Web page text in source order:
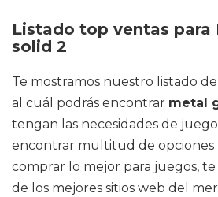
Listado top ventas para
solid 2
Te mostramos nuestro listado
al cuál podrás encontrar metal
tengan las necesidades de
encontrar multitud de opciones
comprar lo mejor para juegos,
de los mejores sitios web del